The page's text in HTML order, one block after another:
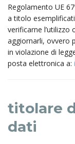
Regolamento UE
a titolo
verificarne
aggiornarli, ovvero
in violazione di
posta elettronica a:
titolare
dati